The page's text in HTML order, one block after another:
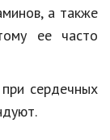
а также
ее часто
сердечных